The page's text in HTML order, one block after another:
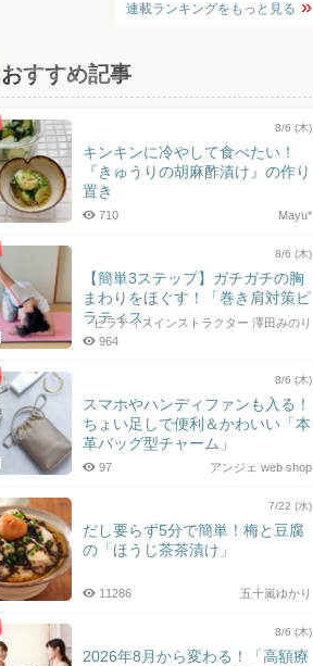
連載ランキングをもっと見る
おすすめ記事
8/6 (木)
キンキンに冷やして食べたい！
『きゅうりの胡麻酢漬け』の作り
置き
Mayu*
710
8/6 (木)
【簡単3ステップ】ガチガチの胸
まわりをほぐす！「巻き肩対策ピ
ラティス」
ピラティスインストラクター 澤田みのり
964
8/6 (木)
スマホやハンディファンも入る！
ちょい足しで便利＆かわいい「本
革バッグ型チャーム」
アンジェ web shop
97
7/22 (水)
だし要らず5分で簡単！梅と豆腐
の「ほうじ茶茶漬け」
五十嵐ゆかり
11286
8/6 (木)
2026年8月から変わる！「高額療